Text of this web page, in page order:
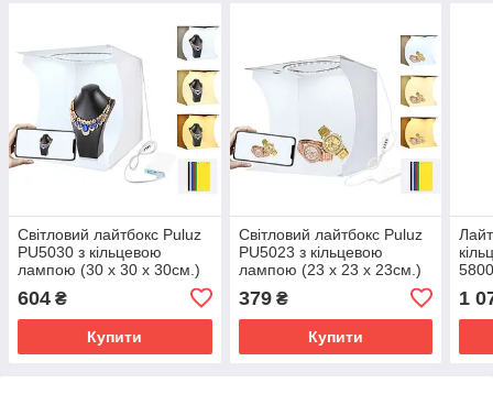
Світловий лайтбокс Puluz
PU5030 з кільцевою
лампою (30 х 30 х 30см.)
604 ₴
Купити
Світловий лайтбокс Puluz
PU5023 з кільцевою
лампою (23 х 23 х 23см.)
379₴
Купити
1